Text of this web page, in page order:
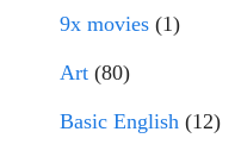
9x movies (1)
Art (80)
Basic English (12)